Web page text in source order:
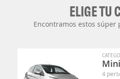
ELIGE TU
Encontramos estos súper
Mini
4